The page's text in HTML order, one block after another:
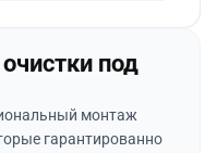
под
монтаж
гарантированно